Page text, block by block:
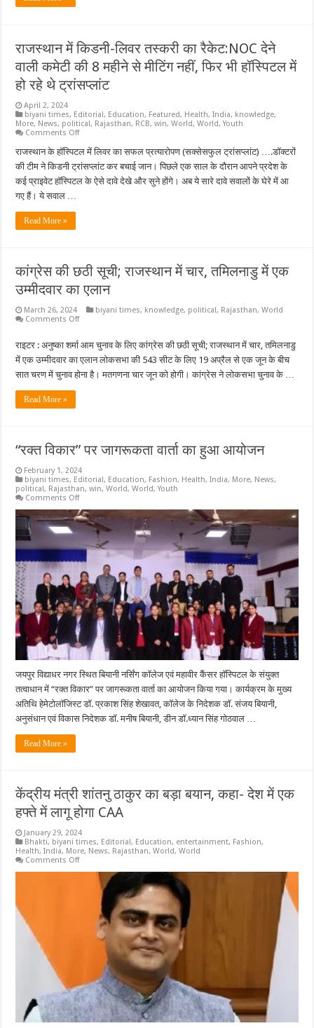
TDP-
JDU
के
समर्थन
लेने
पर
चर्चा
होगी
राजस्थान में किडनी-लिवर तस्करी का रैकेट:NOC देने
वाली कमेटी की 8 महीने से मीटिंग नहीं, फिर भी हॉस्पिटल में
हो रहे थे ट्रांसप्लांट
April 2, 2024
biyani times, Editorial, Education, Featured, Health,India, knowledge,
More, News, political, Rajasthan, RCB,win,World,World,Youth
Comments Offon
में
लिवर
तस्करी
का
मीटिंग
नहीं,
फिर
हॉस्पिटल
में
थे
ट्रांसप्लांट
राजस्थान के हॉस्पिटल में लिवर का सफल प्रत्यारोपण (सक्सेसफुल ट्रांसप्लांट) ….डॉक्टरों
की टीम ने किडनी ट्रांसप्लांट कर बचाई जान। पिछले एक साल के दौरान आपने प्रदेश के
कई प्राइवेट हॉस्पिटल के ऐसे दावे देखे और सुने होंगे। अब ये सारे दावे सवालों के घेरे में आ
गए हैं। ये सवाल …
Read More »
कांग्रेस की छठी सूची; राजस्थान में चार, तमिलनाडु में एक
उम्मीदवार का एलान
March 26, 2024 biyani times, knowledge, political, Rajasthan,World
Comments Offon
छठी
राजस्थान
में
राइटर : अनुष्का शर्मा आम चुनाव के लिए कांग्रेस की छठी सूची; राजस्थान में चार, तमिलनाडु
में एक उम्मीदवार का एलान लोकसभा की 543 सीट के लिए 19 अप्रैल से एक जून के बीच
सात चरण में चुनाव होना है। मतगणना चार जून को होगी। कांग्रेस ने लोकसभा चुनाव के …
Read More »
“रक्त विकार” पर जागरूकता वार्ता का हुआ आयोजन
February 1, 2024
biyani times, Editorial, Education, Fashion, Health,India, More, News,
political, Rajasthan,win,World,World,Youth
Comments Offon
विकार”
पर
जागरूकता
का
हुआ
आयोजन
जयपुर विद्याधर नगर स्थित बियानी नर्सिंग कॉलेज एवं महावीर कैंसर हॉस्पिटल के संयुक्त
तत्वाधान में “रक्त विकार” पर जागरूकता वार्ता का आयोजन किया गया। कार्यक्रम के मुख्य
अतिथि हेमेटोलॉजिस्ट डॉ. प्रकाश सिंह शेखावत, कॉलेज के निदेशक डॉ. संजय बियानी,
अनुसंधान एवं विकास निदेशक डॉ. मनीष बियानी, डीन डॉ.ध्यान सिंह गोठवाल …
Read More »
केंद्रीय मंत्री शांतनु ठाकुर का बड़ा बयान, कहा- देश में एक
हफ्ते में लागू होगा CAA
January 29, 2024
Bhakti, biyani times, Editorial, Education, entertainment, Fashion,
Health,India, More, News, Rajasthan,World,World
Comments Offon
लागू
होगा
CAA